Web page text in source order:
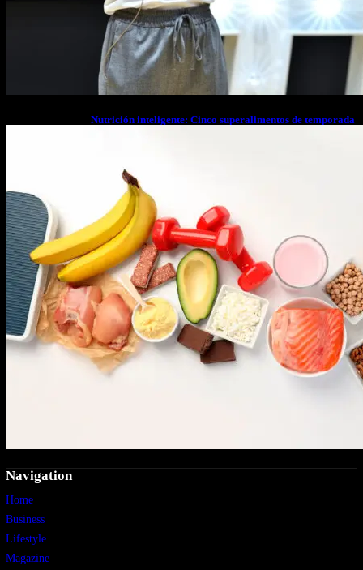
Nutrición inteligente: Cinco superalimentos de temporada
Navigation
Home
Business
Lifestyle
Magazine